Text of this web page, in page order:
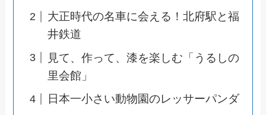
大正時代の名車に会える！北府駅と福
井鉄道
見て、作って、漆を楽しむ「うるしの
里会館」
日本一小さい動物園のレッサーパンダ